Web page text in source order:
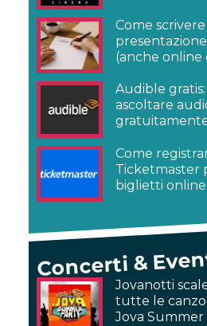
Come
(anche online
Audible
ascoltare
Come
Ticketmaster
biglietti online
Concerti &
Jovanotti
tutte le
Jova Summer